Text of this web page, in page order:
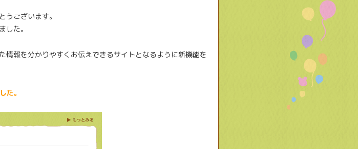
うございます。
した。
報を分かりやすくお伝えできるサイトとなるように新機能を
た。